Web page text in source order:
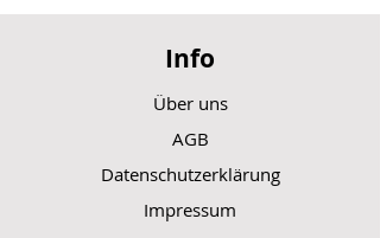
Info
Über uns
AGB
Datenschutzerklärung
Impressum